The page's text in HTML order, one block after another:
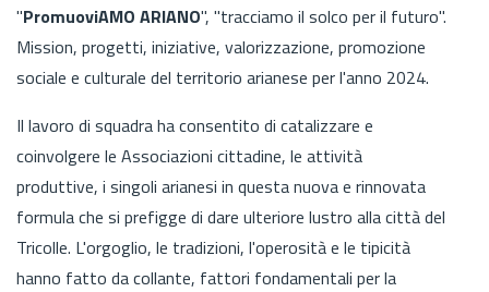
"PromuoviAMO ARIANO", "tracciamo il solco per il futuro".
Mission, progetti, iniziative, valorizzazione, promozione
sociale e culturale del territorio arianese per l'anno 2024.
Il lavoro di squadra ha consentito di catalizzare e
coinvolgere le Associazioni cittadine, le attività
produttive, i singoli arianesi in questa nuova e rinnovata
formula che si prefigge di dare ulteriore lustro alla città del
Tricolle. L'orgoglio, le tradizioni, l'operosità e le tipicità
hanno fatto da collante, fattori fondamentali per la